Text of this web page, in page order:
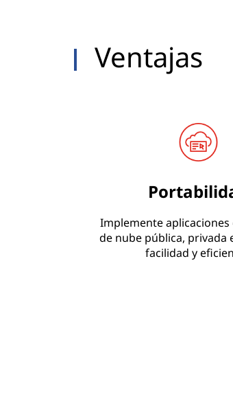
Ventajas
Implemente
de nube pública, privada
facilidad y